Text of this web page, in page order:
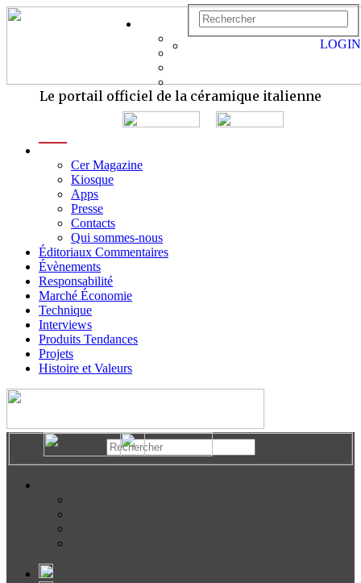
Le portail officiel de la céramique italienne
Cer Magazine
Kiosque
Apps
Presse
Contacts
Qui sommes-nous
Éditoriaux Commentaires
Évènements
Responsabilité
Marché Économie
Technique
Interviews
Produits Tendances
Projets
Histoire et Valeurs
LOGIN